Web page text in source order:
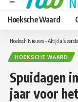
Hoeksche Waard
Hoeksch Nieuws – Altijd als
HOEKSCHE WAARD
Spuidagen
jaar voor